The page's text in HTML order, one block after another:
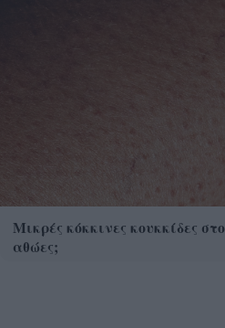
Μικρές κόκκινες κουκκίδες
αθώες;